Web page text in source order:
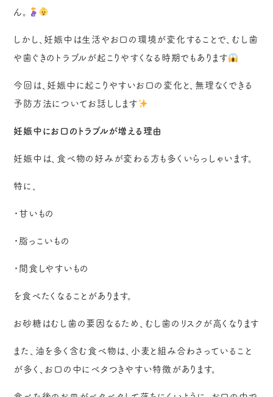
ん。
しかし、妊娠中は生活やお口の環境が変化することで、むし歯
や歯ぐきのトラブルが起こりやすくなる時期でもあります
今回は、妊娠中に起こりやすいお口の変化と、無理なくできる
予防方法についてお話しします
妊娠中にお口のトラブルが増える理由
妊娠中は、食べ物の好みが変わる方も多くいらっしゃいます。
特に、
・甘いもの
・脂っこいもの
・間食しやすいもの
を食べたくなることがあります。
お砂糖はむし歯の要因なるため、むし歯のリスクが高くなります
また、油を多く含む食べ物は、小麦と組み合わさっていること
が多く、お口の中にベタつきやすい特徴があります。